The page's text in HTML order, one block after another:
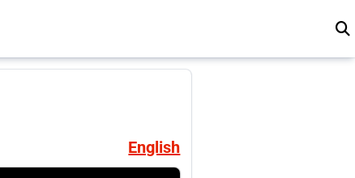
English